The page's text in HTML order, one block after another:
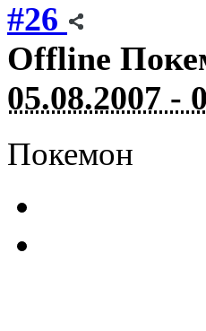
#26
Offline
05.08.2007 -
Покемон